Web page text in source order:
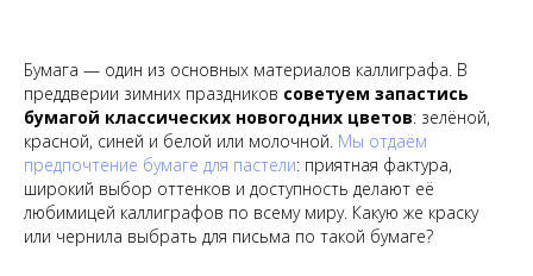
Бумага — один из основных материалов каллиграфа. В
преддверии зимних праздников советуем запастись
бумагой классических новогодних цветов: зелёной,
красной, синей и белой или молочной. Мы отдаём
предпочтение бумаге для пастели: приятная фактура,
широкий выбор оттенков и доступность делают её
любимицей каллиграфов по всему миру. Какую же краску
или чернила выбрать для письма по такой бумаге?